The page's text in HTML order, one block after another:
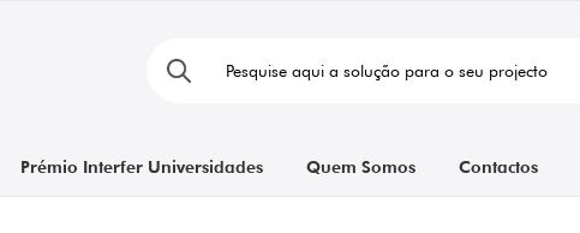
Prémio Interfer Universidades Quem Somos Contactos